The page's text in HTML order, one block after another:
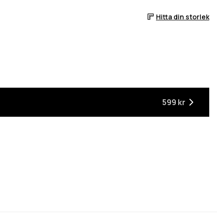
Hitta din storlek
599 kr